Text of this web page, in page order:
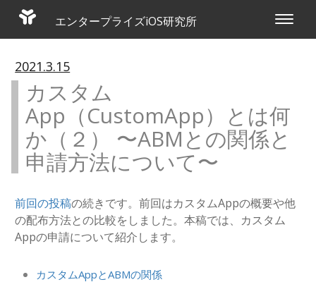
エンタープライズiOS研究所
Toggle
2021.3.15
カスタム
App（CustomApp）とは何
か（２） 〜ABMとの関係と
申請方法について〜
前回の投稿の続きです。前回はカスタムAppの概要や他
の配布方法との比較をしました。本稿では、カスタム
Appの申請について紹介します。
カスタムAppとABMの関係